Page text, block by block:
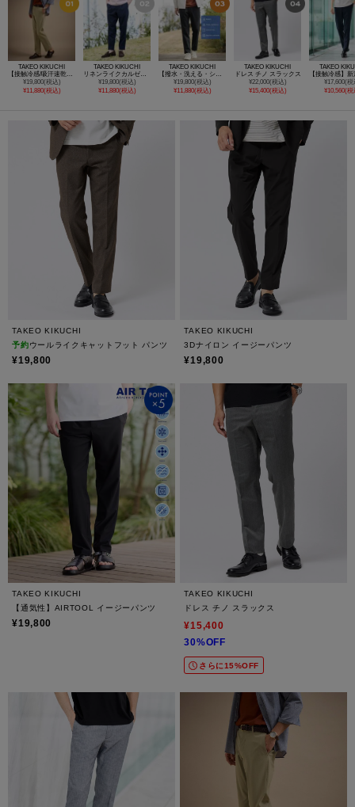
TAKEO KIKUCHI
¥19,800(税込)
¥11,880(税込)
TAKEO KIKUCHI
¥19,800(税込)
¥11,880(税込)
TAKEO KIKUCHI
¥19,800(税込)
¥11,880(税込)
TAKEO KIKUCHI
ドレス チノ スラックス
¥22,000(税込)
¥15,400(税込)
TAKEO
¥17,600(税
¥10,560(税
TAKEO KIKUCHI
予約ウールライクキャットフット パンツ
¥19,800
TAKEO KIKUCHI
3Dナイロン イージーパンツ
¥19,800
TAKEO KIKUCHI
【通気性】AIRTOOL イージーパンツ
¥19,800
TAKEO KIKUCHI
ドレス チノ スラックス
¥15,400
30%OFF
さらに15%OFF